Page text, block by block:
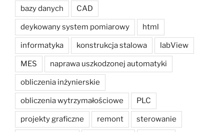
bazy danych CAD
deykowany system pomiarowy html
informatyka konstrukcja stalowa labView
MES naprawa uszkodzonej automatyki
obliczenia inżynierskie
obliczenia wytrzymałościowe PLC
projekty graficzne remont sterowanie